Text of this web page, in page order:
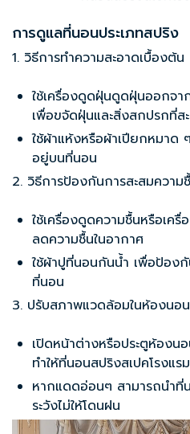
การดูแลที่นอนประเภทสปริง
1. วิธีการทำความสะอาดเบื้องต้น
ใช้เครื่องดูดฝุ่นดูดฝุ่นออกจ
เพื่อขจัดฝุ่นและสิ่งสกปรกที่ส
ใช้ผ้าแห้งหรือผ้าเปียกหมาด
อยู่บนที่นอน
2. วิธีการป้องกันการสะสมความ
ใช้เครื่องดูดความชื้นหรือเค
ลดความชื้นในอากาศ
ใช้ผ้าปูที่นอนกันน้ำ เพื่อป้อง
ที่นอน
3. ปรับสภาพแวดล้อมในห้องนอน
เปิดหน้าต่างหรือประตูห้องน
ทำให้ที่นอนสปริงสเปคโรงแรม
หากแดดอ่อนๆ สามารถนำ
ระวังไม่ให้โดนฝน